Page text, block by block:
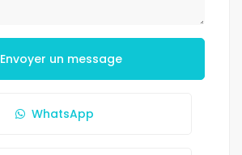
Envoyer un message
WhatsApp